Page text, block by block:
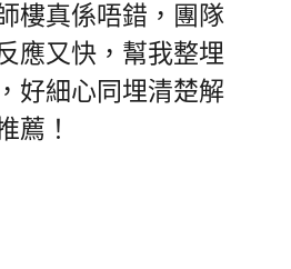
樓真係唔錯，團隊
應又快，幫我整埋
好細心同埋清楚解
薦！